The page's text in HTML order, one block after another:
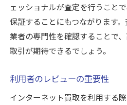
ェッショナルが査定を行うこと
保証することにもつながります。
業者の専門性を確認することで
取引が期待できるでしょう。
利用者のレビューの重要性
インターネット買取を利用する